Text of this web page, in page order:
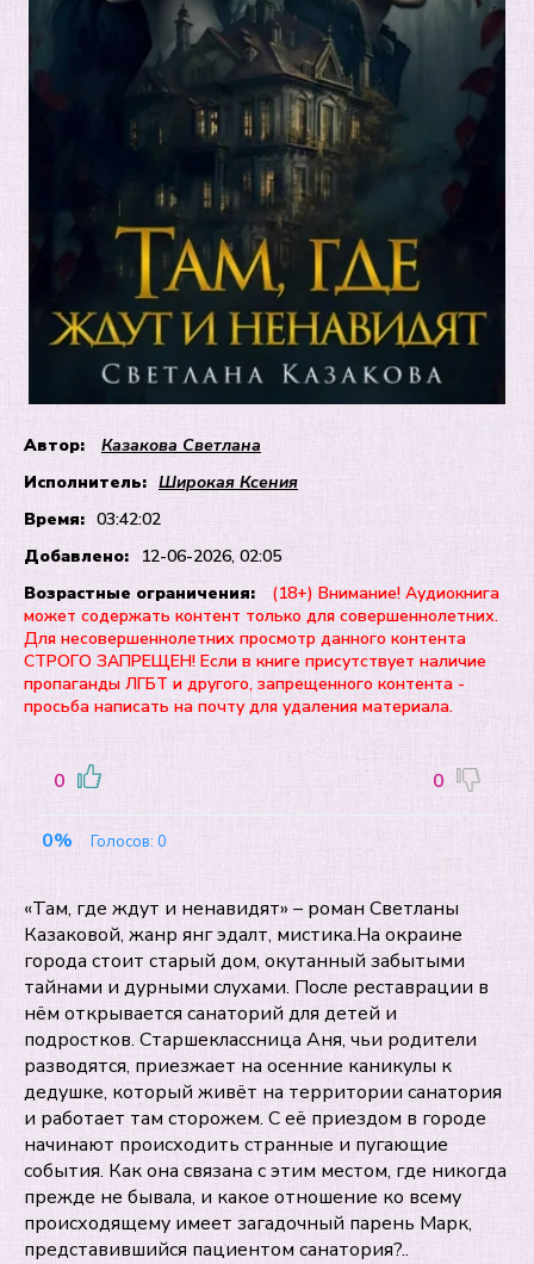
Автор:
Казакова Светлана
Исполнитель: Широкая Ксения
Время: 03:42:02
Добавлено:
12-06-2026, 02:05
Возрастные ограничения:
(18+) Внимание! Аудиокнига
может содержать контент только для совершеннолетних.
Для несовершеннолетних просмотр данного контента
СТРОГО ЗАПРЕЩЕН! Если в книге присутствует наличие
пропаганды ЛГБТ и другого, запрещенного контента -
просьба написать на почту для удаления материала.
0 0
0% Голосов: 0
«Там, где ждут и ненавидят» – роман Светланы
Казаковой, жанр янг эдалт, мистика.На окраине
города стоит старый дом, окутанный забытыми
тайнами и дурными слухами. После реставрации в
нём открывается санаторий для детей и
подростков. Старшеклассница Аня, чьи родители
разводятся, приезжает на осенние каникулы к
дедушке, который живёт на территории санатория
и работает там сторожем. С её приездом в городе
начинают происходить странные и пугающие
события. Как она связана с этим местом, где никогда
прежде не бывала, и какое отношение ко всему
происходящему имеет загадочный парень Марк,
представившийся пациентом санатория?..